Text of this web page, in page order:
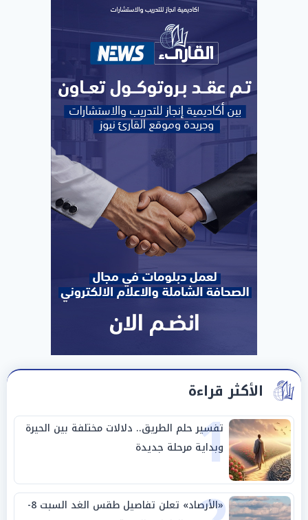
الأكثر قراءة
1
تفسير حلم الطريق.. دلالات مختلفة بين الحيرة
وبداية مرحلة جديدة
«الأرصاد» تعلن تفاصيل طقس الغد السبت 8-